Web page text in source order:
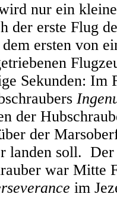
nur ein
der erste Flug
ersten von
Sekunden: Im
der
der
landen soll.
war Mitte
im